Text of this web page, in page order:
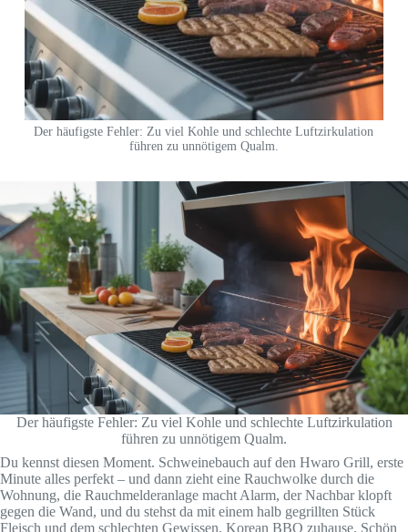
Der häufigste Fehler: Zu viel Kohle und schlechte Luftzirkulation
führen zu unnötigem Qualm.
Der häufigste Fehler: Zu viel Kohle und schlechte Luftzirkulation
führen zu unnötigem Qualm.
Du kennst diesen Moment. Schweinebauch auf den Hwaro Grill, erste
Minute alles perfekt – und dann zieht eine Rauchwolke durch die
Wohnung, die Rauchmelderanlage macht Alarm, der Nachbar klopft
gegen die Wand, und du stehst da mit einem halb gegrillten Stück
Fleisch und dem schlechten Gewissen. Korean BBQ zuhause. Schön